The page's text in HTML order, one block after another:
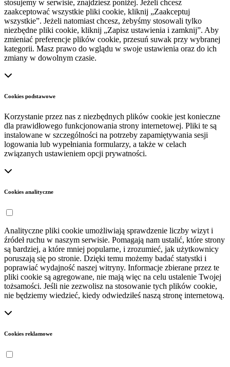
stosujemy w serwisie, znajdziesz poniżej. Jeżeli chcesz
zaakceptować wszystkie pliki cookie, kliknij „Zaakceptuj
wszystkie”. Jeżeli natomiast chcesz, żebyśmy stosowali tylko
niezbędne pliki cookie, kliknij „Zapisz ustawienia i zamknij”. Aby
zmieniać preferencje plików cookie, przesuń suwak przy wybranej
kategorii. Masz prawo do wglądu w swoje ustawienia oraz do ich
zmiany w dowolnym czasie.
Cookies podstawowe
Korzystanie przez nas z niezbędnych plików cookie jest konieczne
dla prawidłowego funkcjonowania strony internetowej. Pliki te są
instalowane w szczególności na potrzeby zapamiętywania sesji
logowania lub wypełniania formularzy, a także w celach
związanych ustawieniem opcji prywatności.
Cookies analityczne
Analityczne pliki cookie umożliwiają sprawdzenie liczby wizyt i
źródeł ruchu w naszym serwisie. Pomagają nam ustalić, które strony
są bardziej, a które mniej popularne, i zrozumieć, jak użytkownicy
poruszają się po stronie. Dzięki temu możemy badać statystki i
poprawiać wydajność naszej witryny. Informacje zbierane przez te
pliki cookie są agregowane, nie mają więc na celu ustalenie Twojej
tożsamości. Jeśli nie zezwolisz na stosowanie tych plików cookie,
nie będziemy wiedzieć, kiedy odwiedziłeś naszą stronę internetową.
Cookies reklamowe